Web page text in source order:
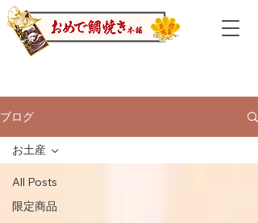
ブログ
All Posts
限定商品
お土産